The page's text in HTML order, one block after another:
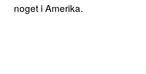
noget i Amerika.